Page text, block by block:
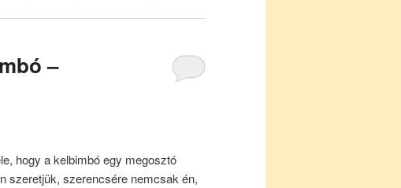
–
hogy a kelbimbó egy megosztó
szeretjük, szerencsére nemcsak én,